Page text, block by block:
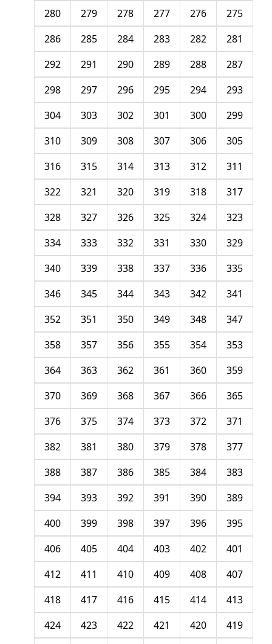
275
276
277
278
279
280
281
282
283
284
285
286
287
288
289
290
291
292
293
294
295
296
297
298
299
300
301
302
303
304
305
306
307
308
309
310
311
312
313
314
315
316
317
318
319
320
321
322
323
324
325
326
327
328
329
330
331
332
333
334
335
336
337
338
339
340
341
342
343
344
345
346
347
348
349
350
351
352
353
354
355
356
357
358
359
360
361
362
363
364
365
366
367
368
369
370
371
372
373
374
375
376
377
378
379
380
381
382
383
384
385
386
387
388
389
390
391
392
393
394
395
396
397
398
399
400
401
402
403
404
405
406
407
408
409
410
411
412
413
414
415
416
417
418
419
420
421
422
423
424